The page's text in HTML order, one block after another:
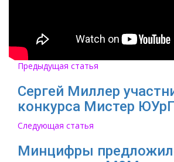
Предыдущая статья
Сергей Миллер
конкурса Мистер
Следующая статья
Минцифры